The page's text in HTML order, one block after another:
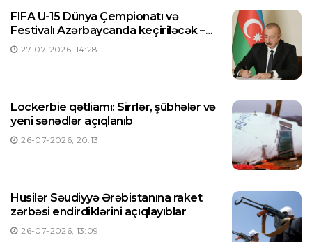
FIFA U-15 Dünya Çempionatı və
Festivalı Azərbaycanda keçiriləcək –
Prezident Sərəncam imzaladı
27-07-2026, 14:28
Lockerbie qətliamı: Sirrlər, şübhələr və
yeni sənədlər açıqlanıb
26-07-2026, 20:13
Husilər Səudiyyə Ərəbistanına raket
zərbəsi endirdiklərini açıqlayıblar
26-07-2026, 13:09